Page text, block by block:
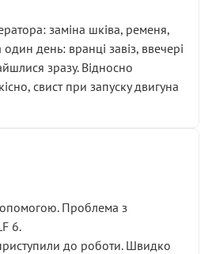
заміна шківа, ременя,
день: вранці завіз, ввечері
зразу. Відносно
свист при запуску двигуна
Проблема з
6.
до роботи. Швидко